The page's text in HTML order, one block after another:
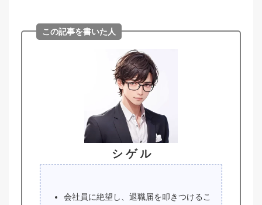
この記事を書いた人
シ ゲ ル
会社員に絶望し、退職届を叩きつけるこ